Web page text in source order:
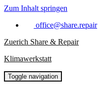
Zum Inhalt springen
office@share.repair
Zuerich Share & Repair
Klimawerkstatt
Toggle navigation